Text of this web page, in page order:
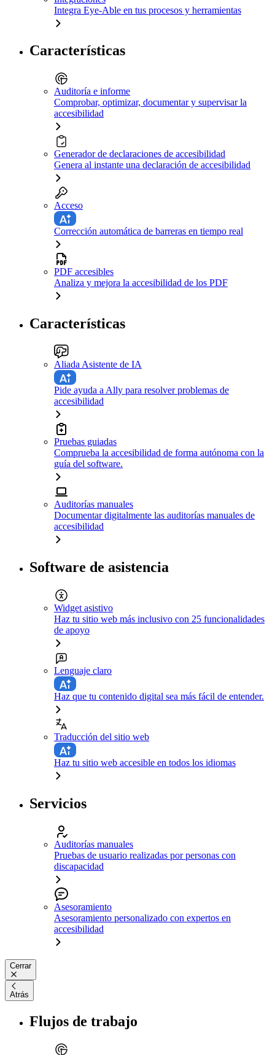
Integra Eye-Able en tus procesos y herramientas
Características
Auditoría e informe
Comprobar, optimizar, documentar y supervisar la
accesibilidad
Generador de declaraciones de accesibilidad
Genera al instante una declaración de accesibilidad
Acceso
Corrección automática de barreras en tiempo real
PDF accesibles
Analiza y mejora la accesibilidad de los PDF
Características
Aliada Asistente de IA
Pide ayuda a Ally para resolver problemas de
accesibilidad
Pruebas guiadas
Comprueba la accesibilidad de forma autónoma con la
guía del software.
Auditorías manuales
Documentar digitalmente las auditorías manuales de
accesibilidad
Software de asistencia
Widget asistivo
Haz tu sitio web más inclusivo con 25 funcionalidades
de apoyo
Lenguaje claro
Haz que tu contenido digital sea más fácil de entender.
Traducción del sitio web
Haz tu sitio web accesible en todos los idiomas
Servicios
Auditorías manuales
Pruebas de usuario realizadas por personas con
discapacidad
Asesoramiento
Asesoramiento personalizado con expertos en
accesibilidad
Cerrar
Atrás
Flujos de trabajo